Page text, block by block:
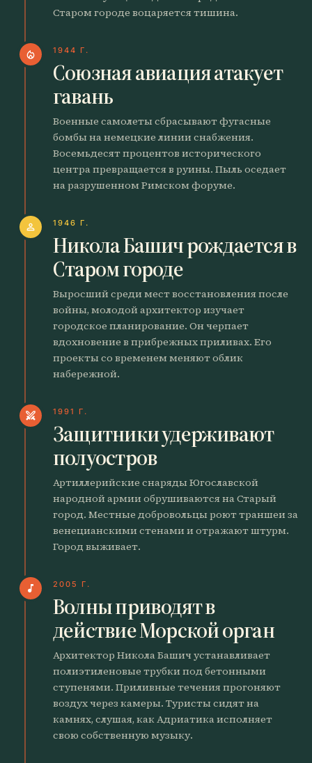
Старом городе воцаряется тишина.
local_fire_department 1944 Г.
Союзная авиация атакует
гавань
Военные самолеты сбрасывают фугасные
бомбы на немецкие линии снабжения.
Восемьдесят процентов исторического
центра превращается в руины. Пыль оседает
на разрушенном Римском форуме.
person 1946 Г.
Никола Башич рождается в
Старом городе
Выросший среди мест восстановления после
войны, молодой архитектор изучает
городское планирование. Он черпает
вдохновение в прибрежных приливах. Его
проекты со временем меняют облик
набережной.
swords 1991 Г.
Защитники удерживают
полуостров
Артиллерийские снаряды Югославской
народной армии обрушиваются на Старый
город. Местные добровольцы роют траншеи за
венецианскими стенами и отражают штурм.
Город выживает.
music_note 2005 Г.
Волны приводят в
действие Морской орган
Архитектор Никола Башич устанавливает
полиэтиленовые трубки под бетонными
ступенями. Приливные течения прогоняют
воздух через камеры. Туристы сидят на
камнях, слушая, как Адриатика исполняет
свою собственную музыку.